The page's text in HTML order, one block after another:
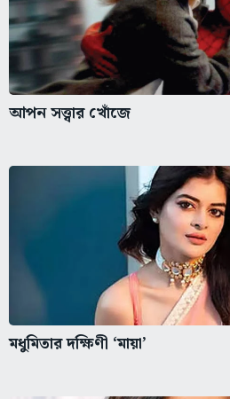
আপন সত্ত্বার খোঁজে
মধুমিতার দক্ষিণী ‘মায়া’